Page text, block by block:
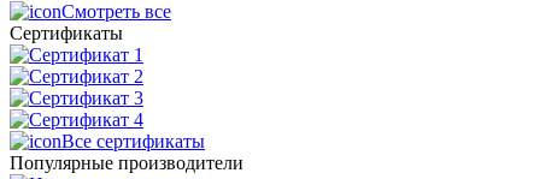
Смотреть все
Сертификаты
Все сертификаты
Популярные производители